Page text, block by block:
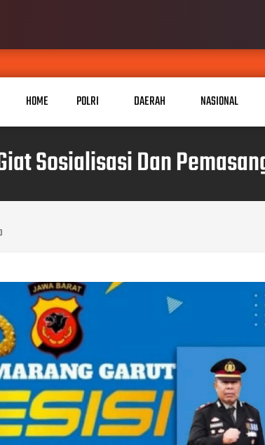
KABID
HOME POLRI DAERAH NASIONAL
Sosialisasi Dan